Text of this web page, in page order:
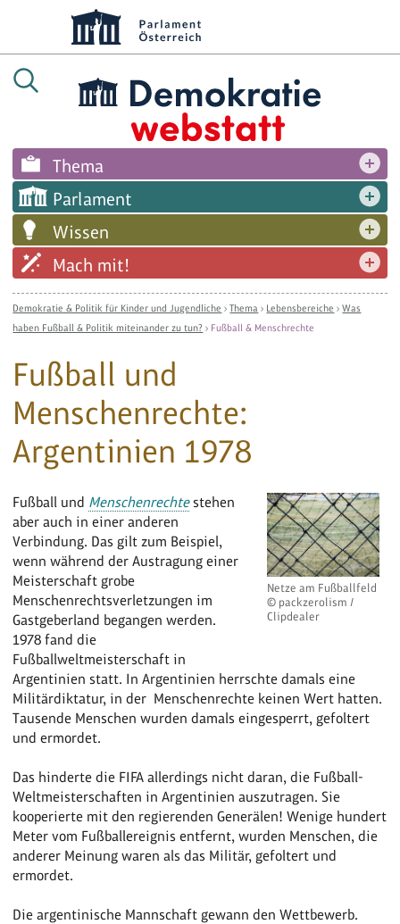
Thema
Parlament
Wissen
Mach mit!
Demokratie & Politik für Kinder und Jugendliche ›Thema › Lebensbereiche ›Was
haben Fußball & Politik miteinander zu tun? › Fußball & Menschrechte
Fußball und
Menschenrechte:
Argentinien 1978
Netze am Fußballfeld
© packzerolism /
Clipdealer
Fußball und Menschenrechtestehen
aber auch in einer anderen
Verbindung. Das gilt zum Beispiel,
wenn während der Austragung einer
Meisterschaft grobe
Menschenrechtsverletzungen im
Gastgeberland begangen werden.
1978 fand die
Fußballweltmeisterschaft in
Argentinien statt. In Argentinien herrschte damals eine
Militärdiktatur, in der Menschenrechte keinen Wert hatten.
Tausende Menschen wurden damals eingesperrt, gefoltert
und ermordet.
Das hinderte die FIFA allerdings nicht daran, die Fußball-
Weltmeisterschaften in Argentinien auszutragen. Sie
kooperierte mit den regierenden Generälen! Wenige hundert
Meter vom Fußballereignis entfernt, wurden Menschen, die
anderer Meinung waren als das Militär, gefoltert und
ermordet.
Die argentinische Mannschaft gewann den Wettbewerb.